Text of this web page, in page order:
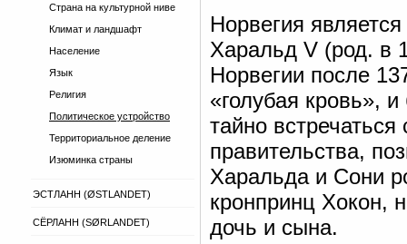
Страна на культурной ниве
Климат и ландшафт
Население
Язык
Религия
Политическое устройство
Территориальное деление
Изюминка страны
ЭСТЛАНН (ØSTLANDET)
СЁРЛАНН (SØRLANDET)
Норвегия
Харальд V (род. в
Норвегии после
«голубая кровь»,
тайно
правительства,
Харальда и Сони
кронпринц Хокон,
дочь и сына.